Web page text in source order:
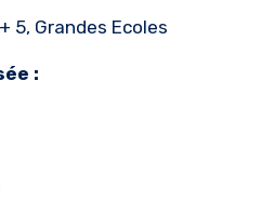
5, Grandes Ecoles
: